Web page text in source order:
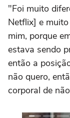
"Foi muito
Netflix] e
mim, porque
estava sendo
então a
não quero,
corporal de